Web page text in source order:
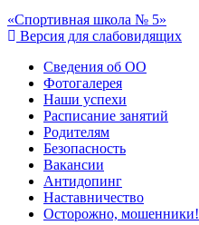
«Спортивная школа № 5»
Версия для слабовидящих
Сведения об ОО
Фотогалерея
Наши успехи
Расписание занятий
Родителям
Безопасность
Вакансии
Антидопинг
Наставничество
Осторожно, мошенники!